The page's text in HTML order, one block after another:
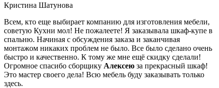
Кристина Шатунова
Всем, кто еще выбирает компанию для изготовления мебели,
советую Кухни мол! Не пожалеете! Я заказывала шкаф-купе в
спальню. Начиная с обсуждения заказа и заканчивая
монтажом никаких проблем не было. Все было сделано очень
быстро и качественно. К тому же мне ещё скидку сделали!
Огромное спасибо сборщику Алексею за прекрасный шкаф!
Это мастер своего дела! Всю мебель буду заказывать только
здесь.